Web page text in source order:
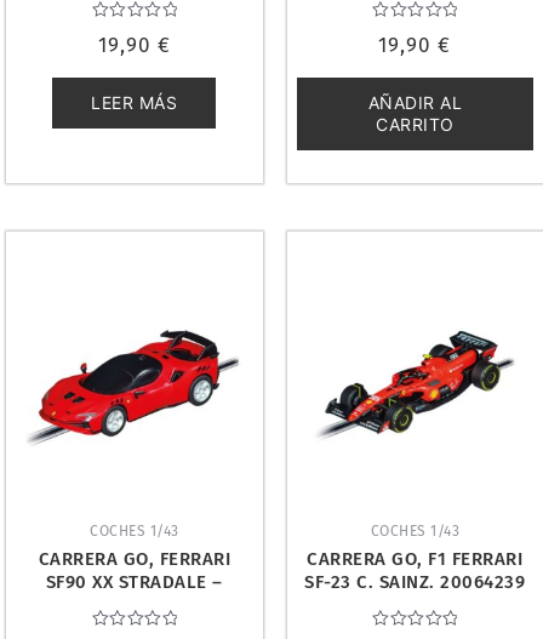
con
de
5
19,90 €
LEER MÁS
con
de
5
19,90€
AÑADIR AL
CARRITO
COCHES 1/43
CARRERA GO, FERRARI
SF90 XX STRADALE –
ROSSO CORSA. 20064250
COCHES 1/43
CARRERA GO, F1 FERRARI
SF-23 C. SAINZ. 20064239